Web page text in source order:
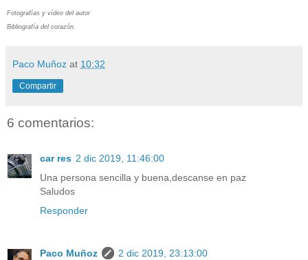
Fotografías y vídeo del autor
Bibliografía del corazón.
Paco Muñoz at 10:32
Compartir
6 comentarios:
car res 2 dic 2019, 11:46:00
Una persona sencilla y buena,descanse en paz
Saludos
Responder
Paco Muñoz
2 dic 2019, 23:13:00